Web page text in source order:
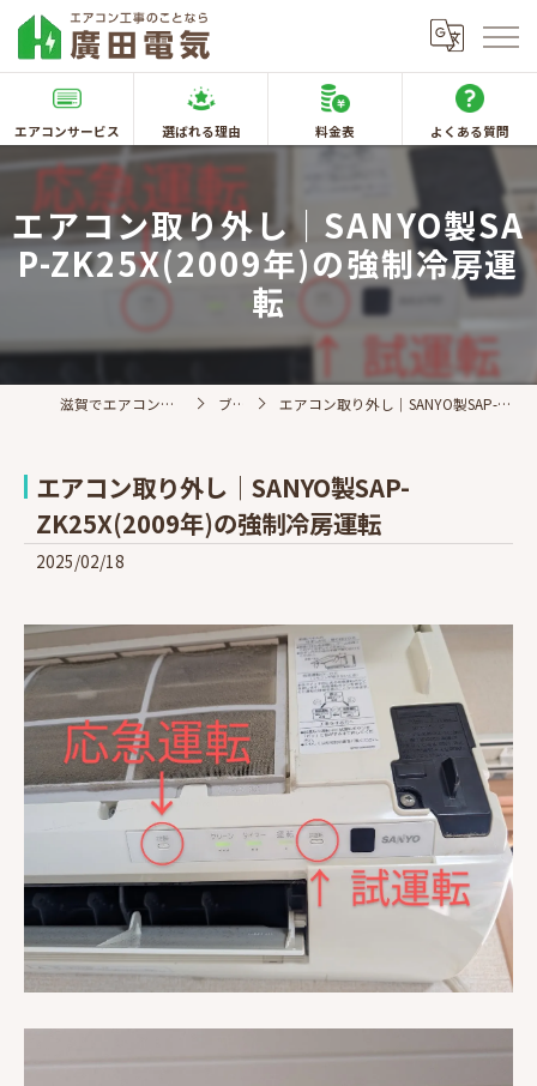
エアコンサービス 選ばれる理由 料金表 よくある質問
エアコン取り外し｜SANYO製SA
P-ZK25X(2009年)の強制冷房運
転
滋賀でエアコン取付なら廣田電気 ブログ エアコン取り外し｜SANYO製SAP-ZK25X(2009年)の強制冷房運転
エアコン取り外し｜SANYO製SAP-
ZK25X(2009年)の強制冷房運転
2025/02/18